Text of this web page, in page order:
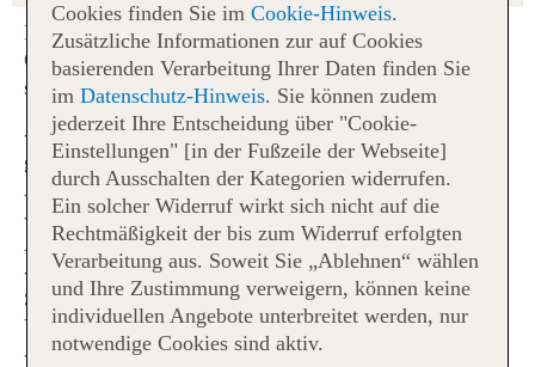
Nutzen Sie bereits ab 14 Tage vor Abflug unseren Web
Check-in für Flüge mit TUI fly (X3) und starten Sie
stressfreier in Ihren Urlaub.
Der Wunschsitzplatz kann jederzeit gegen Gebühr
gewählt werden. Mit diesem ist bereits 14 Tage vor
Abflug der Web Check-in möglich
Ohne Sitzplatzreservierung werden 48 Stunden vor
Abflug Plätze zugewiesen
Der Web Check-in steht spätestens 48 Stunden bis 1
Stunde(n) vor Abflug allen Reisenden kostenlos zur
Verfügung
Geringere Wartezeiten am Flughafen
Cookies finden Sie im Cookie-Hinweis.
Zusätzliche Informationen zur auf Cookies
basierenden Verarbeitung Ihrer Daten finden Sie
imDatenschutz-Hinweis. Sie können zudem
jederzeit Ihre Entscheidung über "Cookie-
Einstellungen" [in der Fußzeile der Webseite]
durch Ausschalten der Kategorien widerrufen.
Ein solcher Widerruf wirkt sich nicht auf die
Rechtmäßigkeit der bis zum Widerruf erfolgten
Verarbeitung aus. Soweit Sie „Ablehnen“ wählen
und Ihre Zustimmung verweigern, können keine
individuellen Angebote unterbreitet werden, nur
notwendige Cookies sind aktiv.